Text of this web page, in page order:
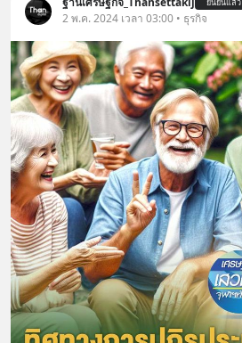
2 พ.ค. 2024 เวลา 03:00 • ธุรกิจ